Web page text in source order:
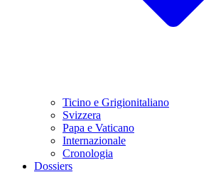
Ticino e Grigionitaliano
Svizzera
Papa e Vaticano
Internazionale
Cronologia
Dossiers